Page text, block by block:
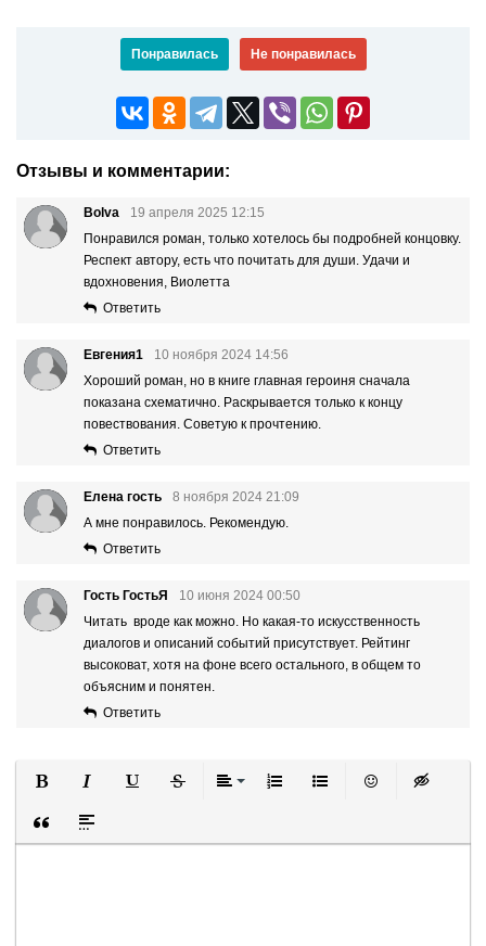
Понравилась Не понравилась
Отзывы и комментарии:
Bolva
19 апреля 2025 12:15
Понравился роман, только хотелось бы подробней концовку.
Респект автору, есть что почитать для души. Удачи и
вдохновения, Виолетта
Ответить
Евгения1
10 ноября 2024 14:56
Хороший роман, но в книге главная героиня сначала
показана схематично. Раскрывается только к концу
повествования. Советую к прочтению.
Ответить
Елена гость
8 ноября 2024 21:09
А мне понравилось. Рекомендую.
Ответить
Гость ГостьЯ
10 июня 2024 00:50
Читать вроде как можно. Но какая-то искусственность
диалогов и описаний событий присутствует. Рейтинг
высоковат, хотя на фоне всего остального, в общем то
объясним и понятен.
Ответить
Вставка цитаты
Вставка спойлера